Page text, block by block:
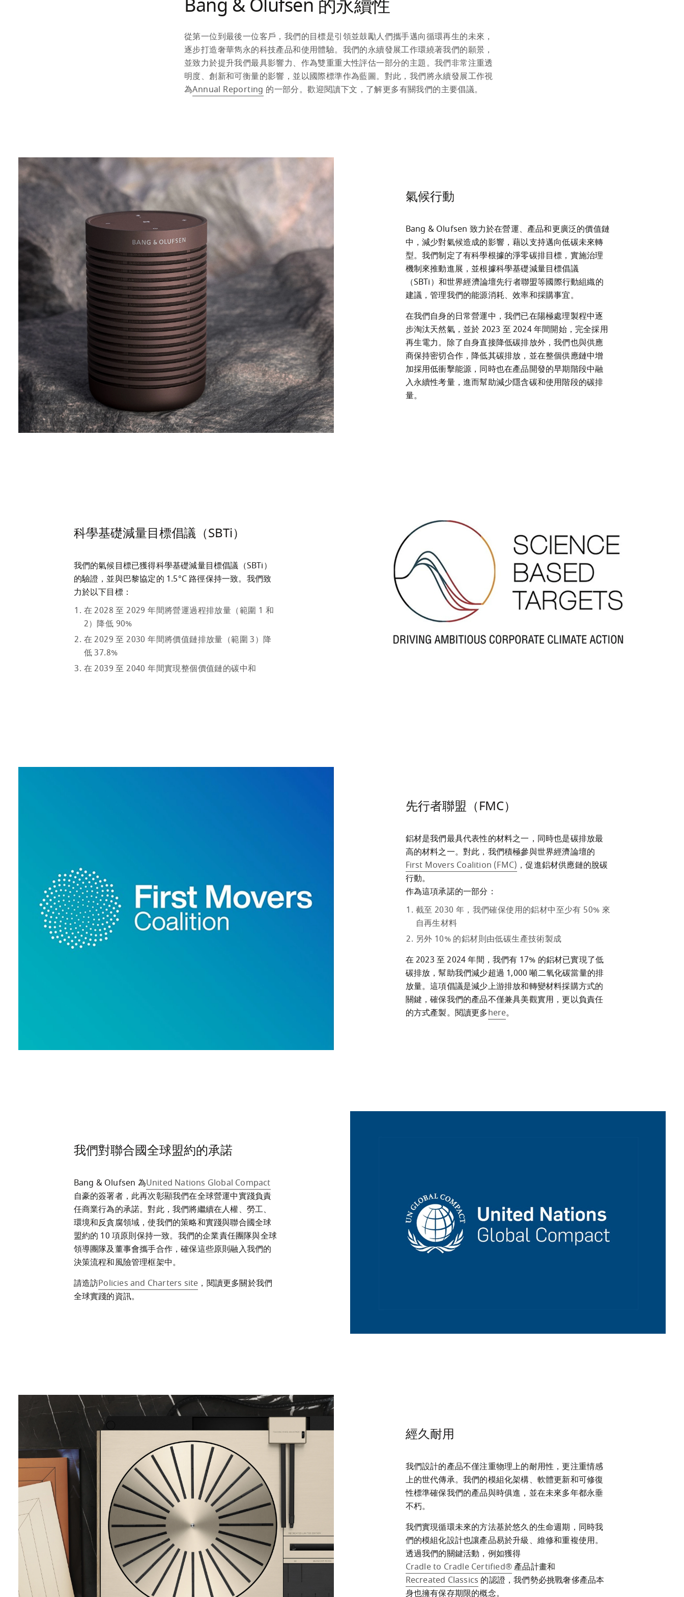
Bang & Olufsen 的永續性
從第一位到最後一位客戶，我們的目標是引領並鼓勵人們攜手邁向循環再生的未來，
逐步打造奢華雋永的科技產品和使用體驗。我們的永續發展工作環繞著我們的願景，
並致力於提升我們最具影響力、作為雙重重大性評估一部分的主題。我們非常注重透
明度、創新和可衡量的影響，並以國際標準作為藍圖。對此，我們將永續發展工作視
為Annual Reporting 的一部分。歡迎閱讀下文，了解更多有關我們的主要倡議。
氣候行動
Bang & Olufsen 致力於在營運、產品和更廣泛的價值鏈
中，減少對氣候造成的影響，藉以支持邁向低碳未來轉
型。我們制定了有科學根據的淨零碳排目標，實施治理
機制來推動進展，並根據科學基礎減量目標倡議
（SBTi）和世界經濟論壇先行者聯盟等國際行動組織的
建議，管理我們的能源消耗、效率和採購事宜。
在我們自身的日常營運中，我們已在陽極處理製程中逐
步淘汰天然氣，並於 2023 至 2024 年間開始，完全採用
再生電力。除了自身直接降低碳排放外，我們也與供應
商保持密切合作，降低其碳排放，並在整個供應鏈中增
加採用低衝擊能源，同時也在產品開發的早期階段中融
入永續性考量，進而幫助減少隱含碳和使用階段的碳排
量。
科學基礎減量目標倡議（SBTi）
我們的氣候目標已獲得科學基礎減量目標倡議（SBTi）
的驗證，並與巴黎協定的 1.5°C 路徑保持一致。我們致
力於以下目標：
在 2028 至 2029 年間將營運過程排放量（範圍 1 和
2）降低 90%
在 2029 至 2030 年間將價值鏈排放量（範圍 3）降
低 37.8%
在 2039 至 2040 年間實現整個價值鏈的碳中和
先行者聯盟（FMC）
鋁材是我們最具代表性的材料之一，同時也是碳排放最
高的材料之一。對此，我們積極參與世界經濟論壇的
First Movers Coalition (FMC) ，促進鋁材供應鏈的脫碳
行動。
作為這項承諾的一部分：
截至 2030 年，我們確保使用的鋁材中至少有 50% 來
自再生材料
另外 10% 的鋁材則由低碳生產技術製成
在 2023 至 2024 年間，我們有 17% 的鋁材已實現了低
碳排放，幫助我們減少超過 1,000 噸二氧化碳當量的排
放量。這項倡議是減少上游排放和轉變材料採購方式的
關鍵，確保我們的產品不僅兼具美觀實用，更以負責任
的方式產製。閱讀更多here。
我們對聯合國全球盟約的承諾
Bang & Olufsen 為United Nations Global Compact
自豪的簽署者，此再次彰顯我們在全球營運中實踐負責
任商業行為的承諾。對此，我們將繼續在人權、勞工、
環境和反貪腐領域，使我們的策略和實踐與聯合國全球
盟約的 10 項原則保持一致。我們的企業責任團隊與全球
領導團隊及董事會攜手合作，確保這些原則融入我們的
決策流程和風險管理框架中。
請造訪Policies and Charters site ，閱讀更多關於我們
全球實踐的資訊。
經久耐用
我們設計的產品不僅注重物理上的耐用性，更注重情感
上的世代傳承。我們的模組化架構、軟體更新和可修復
性標準確保我們的產品與時俱進，並在未來多年都永垂
不朽。
我們實現循環未來的方法基於悠久的生命週期，同時我
們的模組化設計也讓產品易於升級、維修和重複使用。
透過我們的關鍵活動，例如獲得
Cradle to Cradle Certified® 產品計畫和
Recreated Classics 的認證，我們勢必挑戰奢侈產品本
身也擁有保存期限的概念。